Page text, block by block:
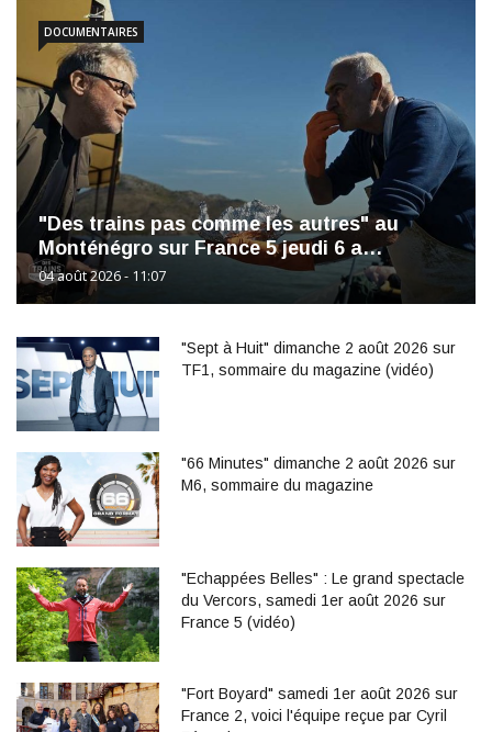
"Des trains pas comme les autres" au
Monténégro sur France 5 jeudi 6 a…
04 août 2026 - 11:07
DOCUMENTAIRES
"Sept à Huit" dimanche 2 août 2026 sur
TF1, sommaire du magazine (vidéo)
"66 Minutes" dimanche 2 août 2026 sur
M6, sommaire du magazine
"Echappées Belles" : Le grand spectacle
du Vercors, samedi 1er août 2026 sur
France 5 (vidéo)
"Fort Boyard" samedi 1er août 2026 sur
France 2, voici l'équipe reçue par Cyril